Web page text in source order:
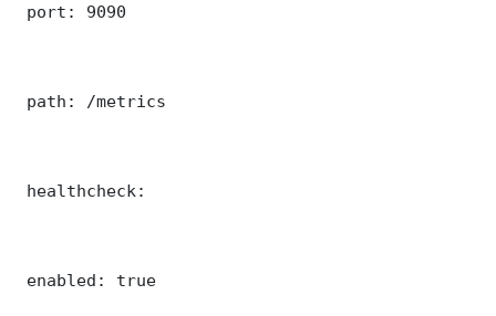
port: 9090
path: /metrics
healthcheck:
enabled: true